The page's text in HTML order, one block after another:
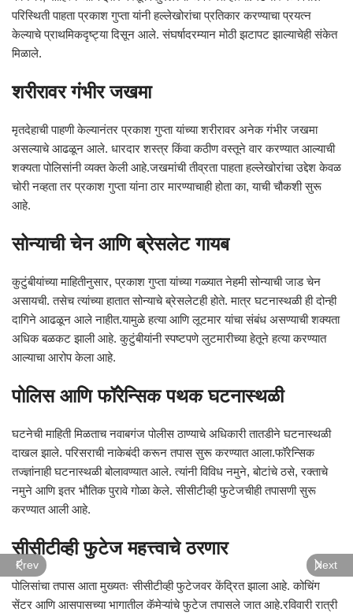
परिस्थिती पाहता प्रकाश गुप्ता यांनी हल्लेखोरांचा प्रतिकार करण्याचा प्रयत्न
केल्याचे प्राथमिकदृष्ट्या दिसून आले. संघर्षादरम्यान मोठी झटापट झाल्याचेही संकेत
मिळाले.
शरीरावर गंभीर जखमा
मृतदेहाची पाहणी केल्यानंतर प्रकाश गुप्ता यांच्या शरीरावर अनेक गंभीर जखमा
असल्याचे आढळून आले. धारदार शस्त्र किंवा कठीण वस्तूने वार करण्यात आल्याची
शक्यता पोलिसांनी व्यक्त केली आहे.जखमांची तीव्रता पाहता हल्लेखोरांचा उद्देश केवळ
चोरी नव्हता तर प्रकाश गुप्ता यांना ठार मारण्याचाही होता का, याची चौकशी सुरू
आहे.
सोन्याची चेन आणि ब्रेसलेट गायब
कुटुंबीयांच्या माहितीनुसार, प्रकाश गुप्ता यांच्या गळ्यात नेहमी सोन्याची जाड चेन
असायची. तसेच त्यांच्या हातात सोन्याचे ब्रेसलेटही होते. मात्र घटनास्थळी ही दोन्ही
दागिने आढळून आले नाहीत.यामुळे हत्या आणि लूटमार यांचा संबंध असण्याची शक्यता
अधिक बळकट झाली आहे. कुटुंबीयांनी स्पष्टपणे लुटमारीच्या हेतूने हत्या करण्यात
आल्याचा आरोप केला आहे.
पोलिस आणि फॉरेन्सिक पथक घटनास्थळी
घटनेची माहिती मिळताच नवाबगंज पोलीस ठाण्याचे अधिकारी तातडीने घटनास्थळी
दाखल झाले. परिसराची नाकेबंदी करून तपास सुरू करण्यात आला.फॉरेन्सिक
तज्ज्ञांनाही घटनास्थळी बोलावण्यात आले. त्यांनी विविध नमुने, बोटांचे ठसे, रक्ताचे
नमुने आणि इतर भौतिक पुरावे गोळा केले. सीसीटीव्ही फुटेजचीही तपासणी सुरू
करण्यात आली आहे.
सीसीटीव्ही फुटेज महत्त्वाचे ठरणार
पोलिसांचा तपास आता मुख्यतः सीसीटीव्ही फुटेजवर केंद्रित झाला आहे. कोचिंग
सेंटर आणि आसपासच्या भागातील कॅमेऱ्यांचे फुटेज तपासले जात आहे.रविवारी रात्री
Prev Next